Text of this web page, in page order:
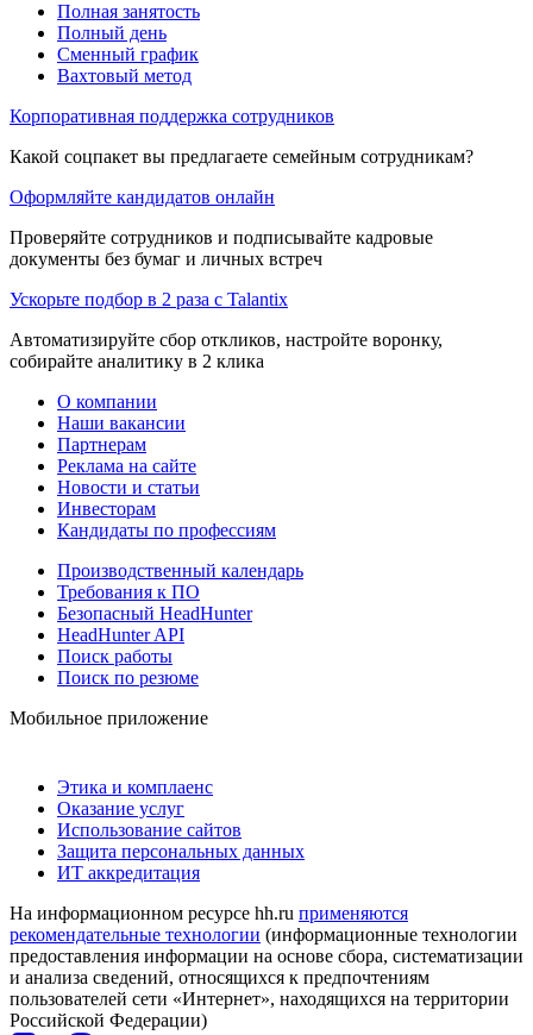
Полная занятость
Полный день
Сменный график
Вахтовый метод
Корпоративная поддержка сотрудников
Какой соцпакет вы предлагаете семейным сотрудникам?
Оформляйте кандидатов онлайн
Проверяйте сотрудников и подписывайте кадровые
документы без бумаг и личных встреч
Ускорьте подбор в 2 раза с Talantix
Автоматизируйте сбор откликов, настройте воронку,
собирайте аналитику в 2 клика
О компании
Наши вакансии
Партнерам
Реклама на сайте
Новости и статьи
Инвесторам
Кандидаты по профессиям
Производственный календарь
Требования к ПО
Безопасный HeadHunter
HeadHunter API
Поиск работы
Поиск по резюме
Мобильное приложение
Этика и комплаенс
Оказание услуг
Использование сайтов
Защита персональных данных
ИТ аккредитация
На информационном ресурсе hh.ru применяются
рекомендательные технологии (информационные технологии
предоставления информации на основе сбора, систематизации
и анализа сведений, относящихся к предпочтениям
пользователей сети «Интернет», находящихся на территории
Российской Федерации)